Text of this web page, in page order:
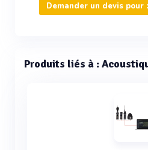
Demander un devis
Produits liés à :